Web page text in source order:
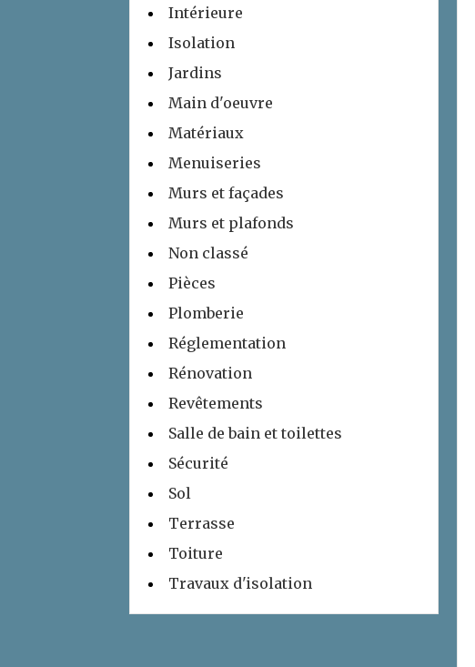
Intérieure
Isolation
Jardins
Main d'oeuvre
Matériaux
Menuiseries
Murs et façades
Murs et plafonds
Non classé
Pièces
Plomberie
Réglementation
Rénovation
Revêtements
Salle de bain et toilettes
Sécurité
Sol
Terrasse
Toiture
Travaux d'isolation